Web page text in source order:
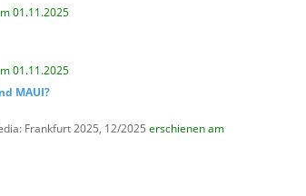
01.11.2025
01.11.2025
MAUI?
Frankfurt 2025, 12/2025 erschienen am